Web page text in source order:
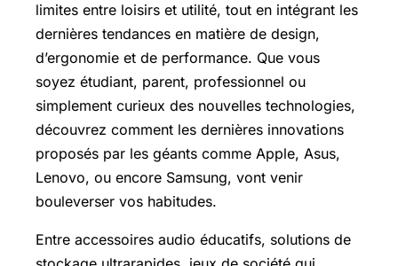
limites entre loisirs et utilité, tout en intégrant les
dernières tendances en matière de design,
d’ergonomie et de performance. Que vous
soyez étudiant, parent, professionnel ou
simplement curieux des nouvelles technologies,
découvrez comment les dernières innovations
proposés par les géants comme Apple, Asus,
Lenovo, ou encore Samsung, vont venir
bouleverser vos habitudes.
Entre accessoires audio éducatifs, solutions de